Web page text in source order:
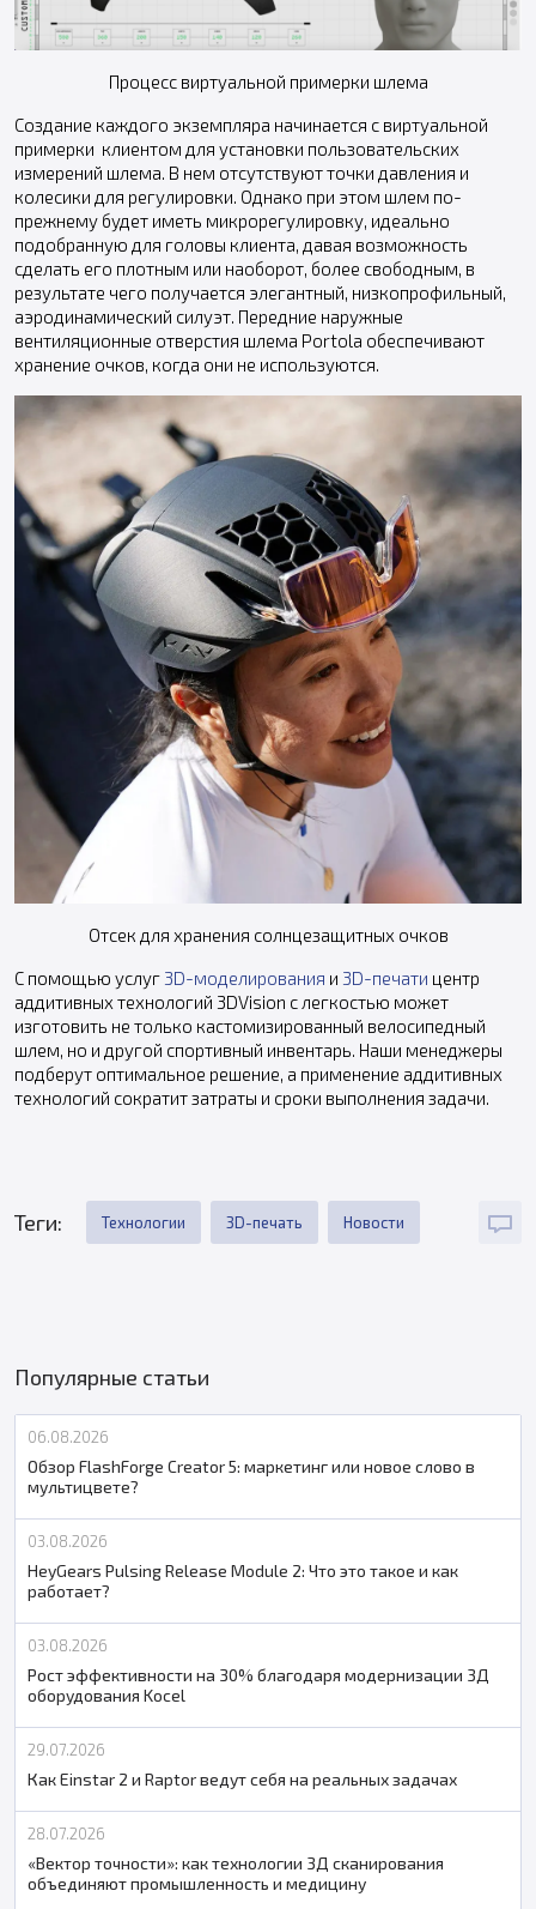
Процесс виртуальной примерки шлема
Создание каждого экземпляра начинается с виртуальной
примерки клиентом для установки пользовательских
измерений шлема. В нем отсутствуют точки давления и
колесики для регулировки. Однако при этом шлем по-
прежнему будет иметь микрорегулировку, идеально
подобранную для головы клиента, давая возможность
сделать его плотным или наоборот, более свободным, в
результате чего получается элегантный, низкопрофильный,
аэродинамический силуэт. Передние наружные
вентиляционные отверстия шлема Portola обеспечивают
хранение очков, когда они не используются.
Отсек для хранения солнцезащитных очков
С помощью услуг 3D-моделирования и 3D-печати центр
аддитивных технологий 3DVision с легкостью может
изготовить не только кастомизированный велосипедный
шлем, но и другой спортивный инвентарь. Наши менеджеры
подберут оптимальное решение, а применение аддитивных
технологий сократит затраты и сроки выполнения задачи.
Теги: Технологии 3D-печать Новости
Популярные статьи
06.08.2026
Обзор FlashForge Creator 5: маркетинг или новое слово в
мультицвете?
03.08.2026
HeyGears Pulsing Release Module 2: Что это такое и как
работает?
03.08.2026
Рост эффективности на 30% благодаря модернизации 3Д
оборудования Kocel
29.07.2026
Как Einstar 2 и Raptor ведут себя на реальных задачах
28.07.2026
«Вектор точности»: как технологии 3Д сканирования
объединяют промышленность и медицину